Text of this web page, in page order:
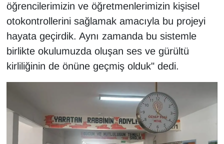
öğrencilerimizin ve öğretmenlerimizin kişisel
otokontrollerini sağlamak amacıyla bu projeyi
hayata geçirdik. Aynı zamanda bu sistemle
birlikte okulumuzda oluşan ses ve gürültü
kirliliğinin de önüne geçmiş olduk" dedi.
SİYASET
SPOR
TEBRİK
Turizm